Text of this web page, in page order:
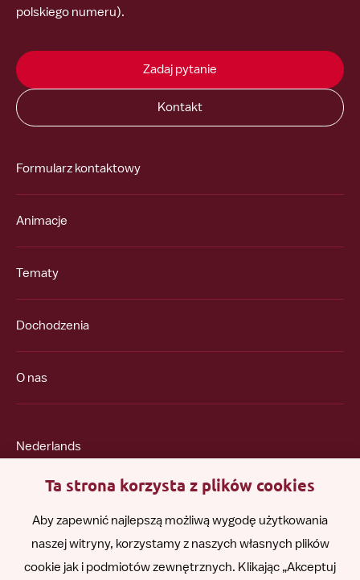
polskiego numeru).
Zadaj pytanie
Kontakt
Formularz kontaktowy
Animacje
Tematy
Dochodzenia
O nas
Nederlands
Română
Ta strona korzysta z plików cookies
Aby zapewnić najlepszą możliwą wygodę użytkowania
naszej witryny, korzystamy z naszych własnych plików
cookie jak i podmiotów zewnętrznych. Klikając „Akceptuj